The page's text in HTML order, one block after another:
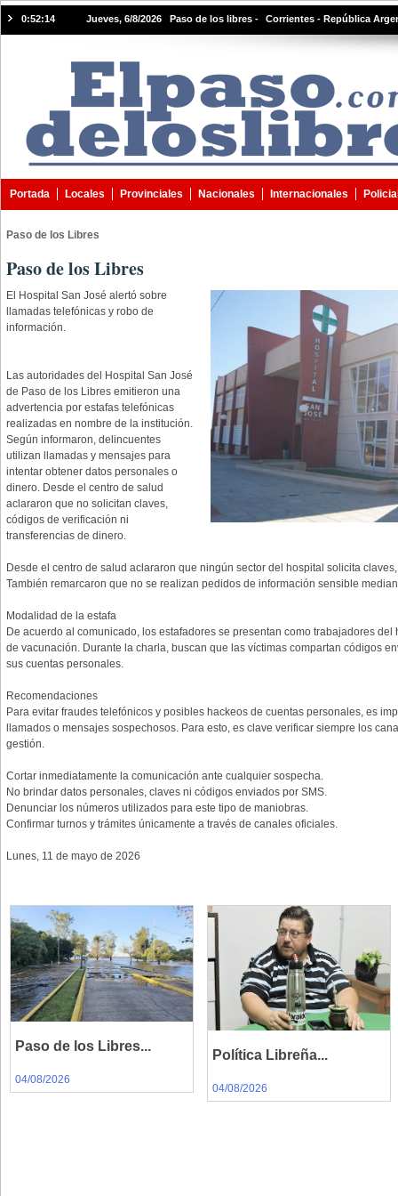
0:52:15 Jueves, 6/8/2026 Paso de los libres - Corrientes - República
Portada Locales Provinciales Nacionales Internacionales
Paso de los Libres
Paso de los Libres
El Hospital San José alertó sobre
llamadas telefónicas y robo de
información.
Las autoridades del Hospital San José
de Paso de los Libres emitieron una
advertencia por estafas telefónicas
realizadas en nombre de la institución.
Según informaron, delincuentes
utilizan llamadas y mensajes para
intentar obtener datos personales o
dinero. Desde el centro de salud
aclararon que no solicitan claves,
códigos de verificación ni
transferencias de dinero.
Desde el centro de salud aclararon que ningún sector del hospital solicita
También remarcaron que no se realizan pedidos de información sensible
Modalidad de la estafa
De acuerdo al comunicado, los estafadores se presentan como trabajadores del
de vacunación. Durante la charla, buscan que las víctimas compartan códigos
sus cuentas personales.
Recomendaciones
Para evitar fraudes telefónicos y posibles hackeos de cuentas personales, es
llamados o mensajes sospechosos. Para esto, es clave verificar siempre los
gestión.
Cortar inmediatamente la comunicación ante cualquier sospecha.
No brindar datos personales, claves ni códigos enviados por SMS.
Denunciar los números utilizados para este tipo de maniobras.
Confirmar turnos y trámites únicamente a través de canales oficiales.
Lunes, 11 de mayo de 2026
Paso de los Libres...
04/08/2026
Política Libreña...
04/08/2026